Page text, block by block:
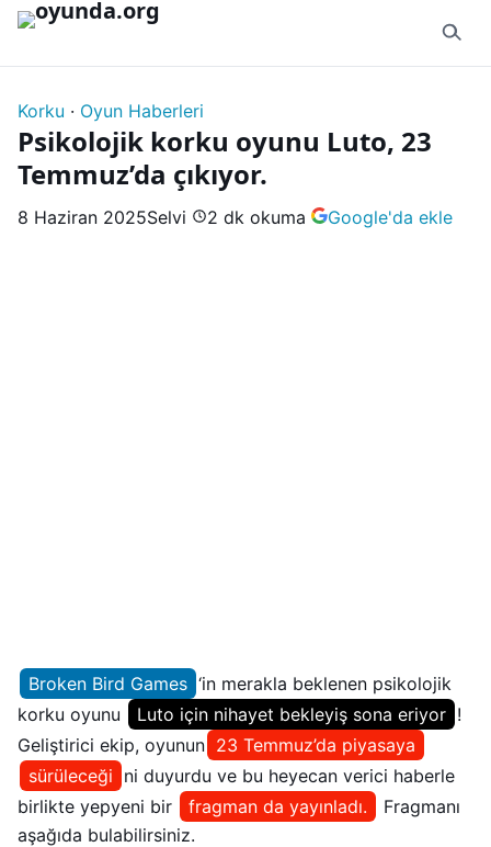
İçeriğe geç
Korku · Oyun Haberleri
Psikolojik korku oyunu Luto, 23
Temmuz’da çıkıyor.
8 Haziran 2025Selvi 2 dk okuma Google'da ekle
Broken Bird Games ‘in merakla beklenen psikolojik
korku oyunu
Luto için nihayet bekleyiş sona eriyor !
Geliştirici ekip, oyunun 23 Temmuz’da piyasaya
sürüleceği ni duyurdu ve bu heyecan verici haberle
birlikte yepyeni bir
fragman da yayınladı.
Fragmanı
aşağıda bulabilirsiniz.